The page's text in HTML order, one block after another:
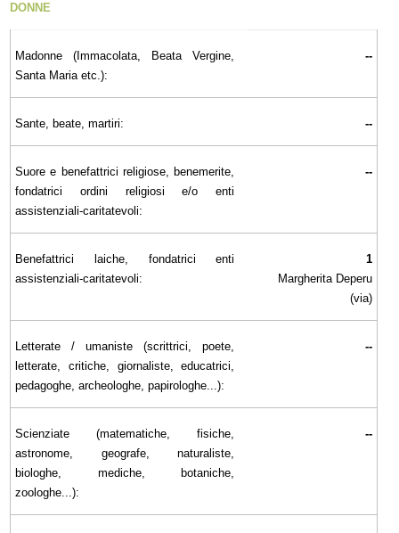
DONNE
Madonne (Immacolata, Beata Vergine,
Santa Maria etc.):
--
Sante, beate, martiri: --
Suore e benefattrici religiose, benemerite,
fondatrici ordini religiosi e/o enti
assistenziali-caritatevoli:
--
Benefattrici laiche, fondatrici enti
assistenziali-caritatevoli:
1
Margherita Deperu
(via)
Letterate / umaniste (scrittrici, poete,
letterate, critiche, giornaliste, educatrici,
pedagoghe, archeologhe, papirologhe...):
--
Scienziate (matematiche, fisiche,
astronome, geografe, naturaliste,
biologhe, mediche, botaniche,
zoologhe...):
--